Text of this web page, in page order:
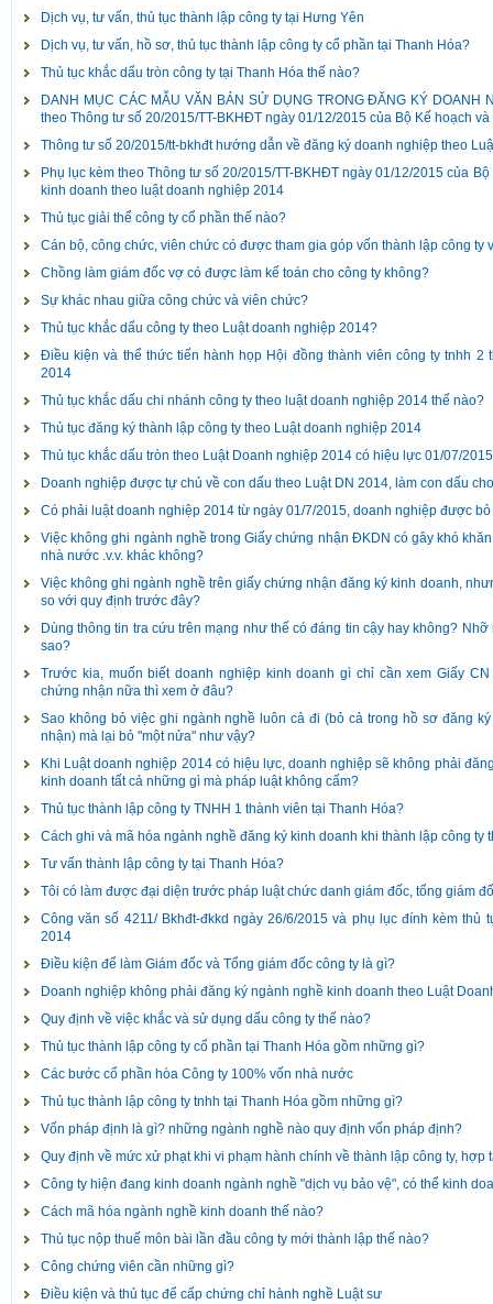
Dịch vụ, tư vấn, thủ tục thành lập công ty tại Hưng Yên
Dịch vụ, tư vấn, hồ sơ, thủ tục thành lập công ty cổ phần tại Thanh Hóa?
Thủ tục khắc dấu tròn công ty tại Thanh Hóa thế nào?
DANH MỤC CÁC MẪU VĂN BẢN SỬ DỤNG TRONG ĐĂNG KÝ DOANH
theo Thông tư số 20/2015/TT-BKHĐT ngày 01/12/2015 của Bộ Kế hoạch
Thông tư số 20/2015/tt-bkhđt hướng dẫn về đăng ký doanh nghiệp theo
Phụ lục kèm theo Thông tư số 20/2015/TT-BKHĐT ngày 01/12/2015 của
kinh doanh theo luật doanh nghiệp 2014
Thủ tục giải thể công ty cổ phần thế nào?
Cán bộ, công chức, viên chức có được tham gia góp vốn thành lập công ty
Chồng làm giám đốc vợ có được làm kế toán cho công ty không?
Sự khác nhau giữa công chức và viên chức?
Thủ tục khắc dấu công ty theo Luật doanh nghiệp 2014?
Điều kiện và thể thức tiến hành họp Hội đồng thành viên công ty tnhh 2
2014
Thủ tục khắc dấu chi nhánh công ty theo luật doanh nghiệp 2014 thế nào?
Thủ tục đăng ký thành lập công ty theo Luật doanh nghiệp 2014
Thủ tục khắc dấu tròn theo Luật Doanh nghiệp 2014 có hiệu lực 01/07/
Doanh nghiệp được tự chủ về con dấu theo Luật DN 2014, làm con dấu
Có phải luật doanh nghiệp 2014 từ ngày 01/7/2015, doanh nghiệp được
Việc không ghi ngành nghề trong Giấy chứng nhận ĐKDN có gây khó
nhà nước .v.v. khác không?
Việc không ghi ngành nghề trên giấy chứng nhận đăng ký kinh doanh,
so với quy định trước đây?
Dùng thông tin tra cứu trên mạng như thế có đáng tin cậy hay không?
sao?
Trước kia, muốn biết doanh nghiệp kinh doanh gì chỉ cần xem Giấy
chứng nhận nữa thì xem ở đâu?
Sao không bỏ việc ghi ngành nghề luôn cả đi (bỏ cả trong hồ sơ đăng
nhận) mà lại bỏ "một nửa" như vậy?
Khi Luật doanh nghiệp 2014 có hiệu lực, doanh nghiệp sẽ không phải
kinh doanh tất cả những gì mà pháp luật không cấm?
Thủ tục thành lập công ty TNHH 1 thành viên tại Thanh Hóa?
Cách ghi và mã hóa ngành nghề đăng ký kinh doanh khi thành lập công ty
Tư vấn thành lập công ty tại Thanh Hóa?
Tôi có làm được đại diện trước pháp luật chức danh giám đốc, tổng giám
Công văn số 4211/ Bkhđt-đkkd ngày 26/6/2015 và phụ lục đính kèm thủ
2014
Điều kiện để làm Giám đốc và Tổng giám đốc công ty là gì?
Doanh nghiệp không phải đăng ký ngành nghề kinh doanh theo Luật
Quy định về việc khắc và sử dụng dấu công ty thế nào?
Thủ tục thành lập công ty cổ phần tại Thanh Hóa gồm những gì?
Các bước cổ phần hòa Công ty 100% vốn nhà nước
Thủ tục thành lập công ty tnhh tại Thanh Hóa gồm những gì?
Vốn pháp định là gì? những ngành nghề nào quy định vốn pháp định?
Quy định về mức xử phạt khi vi phạm hành chính về thành lập công ty, hợp
Công ty hiện đang kinh doanh ngành nghề "dịch vụ bảo vệ", có thể kinh
Cách mã hóa ngành nghề kinh doanh thế nào?
Thủ tục nộp thuế môn bài lần đầu công ty mới thành lập thế nào?
Công chứng viên cần những gì?
Điều kiện và thủ tục để cấp chứng chỉ hành nghề Luật sư